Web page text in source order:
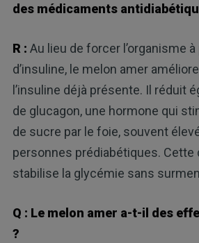
des médicaments
R : Au lieu de forcer l’organisme
d’insuline, le melon amer
l’insuline déjà présente. Il réduit
de glucagon, une hormone qui
de sucre par le foie, souvent
personnes prédiabétiques. Cette
stabilise la glycémie sans
Q : Le melon amer a-t-il des
?